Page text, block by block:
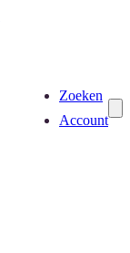
Zoeken
Account